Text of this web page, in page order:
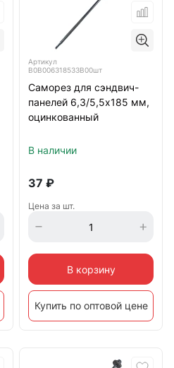
Артикул
B0B006318533B00шт
Саморез для сэндвич-
панелей 6,3/5,5х185 мм,
оцинкованный
В наличии
37 ₽
Цена за шт.
В корзину
Купить по оптовой цене